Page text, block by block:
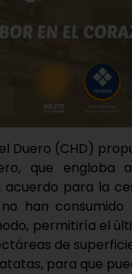
Duero (CHD)
que engloba
acuerdo para la
han
permitiría el
de
para que